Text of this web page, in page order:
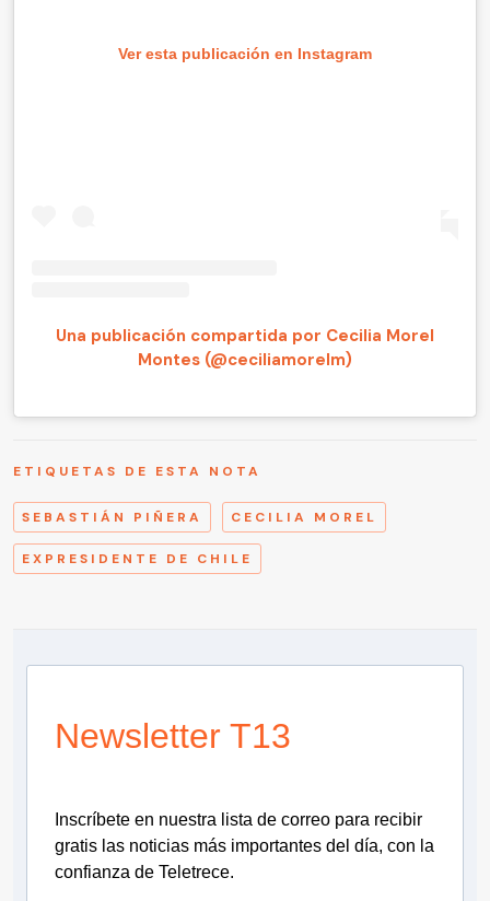
Ver esta publicación en Instagram
Una publicación compartida por Cecilia Morel
Montes (@ceciliamorelm)
ETIQUETAS DE ESTA NOTA
SEBASTIÁN PIÑERA CECILIA MOREL
EXPRESIDENTE DE CHILE
Newsletter T13
Inscríbete en nuestra lista de correo para recibir
gratis las noticias más importantes del día, con la
confianza de Teletrece.